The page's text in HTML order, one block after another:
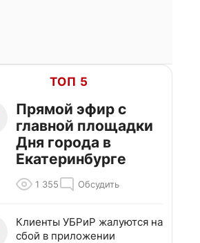
ТОП 5
Прямой эфир с
главной площадки
Дня города в
Екатеринбурге
1 355 Обсудить
Клиенты УБРиР жалуются на
сбой в приложении